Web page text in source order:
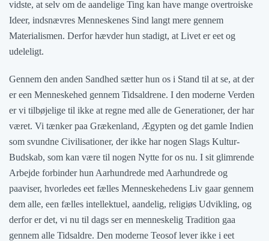
vidste, at selv om de aandelige Ting kan have mange overtroiske
Ideer, indsnævres Menneskenes Sind langt mere gennem
Materialismen. Derfor hævder hun stadigt, at Livet er eet og
udeleligt.
Gennem den anden Sandhed sætter hun os i Stand til at se, at der
er een Menneskehed gennem Tidsaldrene. I den moderne Verden
er vi tilbøjelige til ikke at regne med alle de Generationer, der har
været. Vi tænker paa Grækenland, Ægypten og det gamle Indien
som svundne Civilisationer, der ikke har nogen Slags Kultur-
Budskab, som kan være til nogen Nytte for os nu. I sit glimrende
Arbejde forbinder hun Aarhundrede med Aarhundrede og
paaviser, hvorledes eet fælles Menneskehedens Liv gaar gennem
dem alle, een fælles intellektuel, aandelig, religiøs Udvikling, og
derfor er det, vi nu til dags ser en menneskelig Tradition gaa
gennem alle Tidsaldre. Den moderne Teosof lever ikke i eet